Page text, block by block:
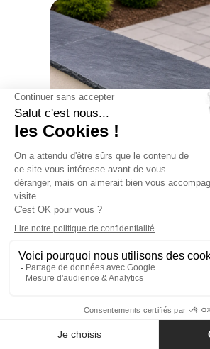
D'ENTRETIEN,CONSEILS DE POSE
ASTUCES
Dessus de mur,
chaperon de mur :
bon choix ?